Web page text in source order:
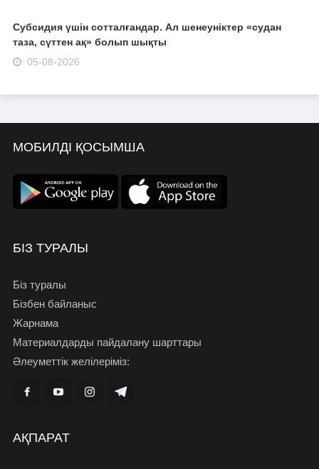
Субсидия үшін сотталғандар. Ал шенеуніктер «судан
таза, сүттен ақ» болып шықты
05-08-2026
МОБИЛДІ ҚОСЫМША
БІЗ ТУРАЛЫ
Біз туралы
Бізбен байланыс
Жарнама
Материалдарды пайдалану шарттары
Әлеуметтік желілеріміз:
АҚПАРАТ